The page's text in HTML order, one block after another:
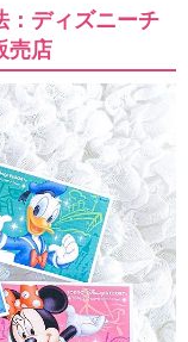
：ディズニーチ
売店